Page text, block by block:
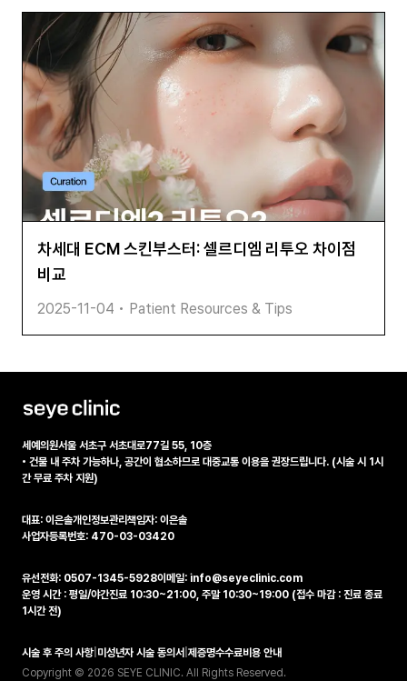
차세대 ECM 스킨부스터: 셀르디엠 리투오 차이점
비교
2025-11-04 • Patient Resources & Tips
세예의원서울 서초구 서초대로77길 55, 10층
• 건물 내 주차 가능하나, 공간이 협소하므로 대중교통 이용을 권장드립니다. (시술 시 1시
간 무료 주차 지원)
대표: 이은솔개인정보관리책임자: 이은솔
사업자등록번호: 470-03-03420
유선전화: 0507-1345-5928이메일: info@seyeclinic.com
운영 시간 : 평일/야간진료 10:30~21:00, 주말 10:30~19:00 (접수 마감 : 진료 종료
1시간 전)
시술 후 주의 사항| 미성년자 시술 동의서 제증명수수료비용 안내
Copyright © 2026 SEYE CLINIC. All Rights Reserved.